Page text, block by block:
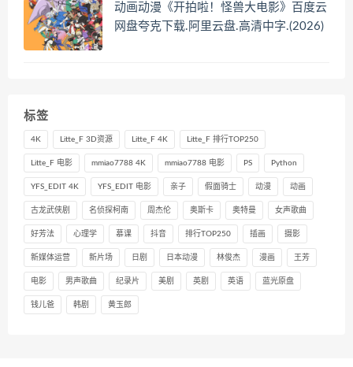
动画动漫《开拍啦！怪兽大电影》百度云
网盘夸克下载.阿里云盘.高清中字.(2026)
标签
4K Litte_F 3D资源 Litte_F 4K Litte_F 排行TOP250
Litte_F 电影 mmiao7788 4K mmiao7788 电影 PS Python
YFS_EDIT 4K YFS_EDIT 电影 亲子 假面骑士 动漫 动画
古龙武侠剧 名侦探柯南 周杰伦 奥斯卡 奥特曼 女声歌曲
好芳法 心理学 慕课 抖音 排行TOP250 插画 摄影
新媒体运营 新片场 日剧 日本动漫 林俊杰 漫画 王芳
电影 男声歌曲 纪录片 美剧 英剧 英语 蓝光原盘
钱儿爸 韩剧 黄玉郎